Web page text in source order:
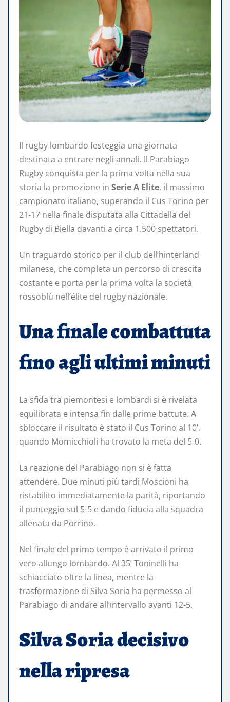
Il rugby lombardo festeggia una giornata
destinata a entrare negli annali. Il Parabiago
Rugby conquista per la prima volta nella sua
storia la promozione in Serie A Elite, il massimo
campionato italiano, superando il Cus Torino per
21-17 nella finale disputata alla Cittadella del
Rugby di Biella davanti a circa 1.500 spettatori.
Un traguardo storico per il club dell’hinterland
milanese, che completa un percorso di crescita
costante e porta per la prima volta la società
rossoblù nell’élite del rugby nazionale.
Una finale combattuta
fino agli ultimi minuti
La sfida tra piemontesi e lombardi si è rivelata
equilibrata e intensa fin dalle prime battute. A
sbloccare il risultato è stato il Cus Torino al 10’,
quando Momicchioli ha trovato la meta del 5-0.
La reazione del Parabiago non si è fatta
attendere. Due minuti più tardi Moscioni ha
ristabilito immediatamente la parità, riportando
il punteggio sul 5-5 e dando fiducia alla squadra
allenata da Porrino.
Nel finale del primo tempo è arrivato il primo
vero allungo lombardo. Al 35’ Toninelli ha
schiacciato oltre la linea, mentre la
trasformazione di Silva Soria ha permesso al
Parabiago di andare all’intervallo avanti 12-5.
Silva Soria decisivo
nella ripresa